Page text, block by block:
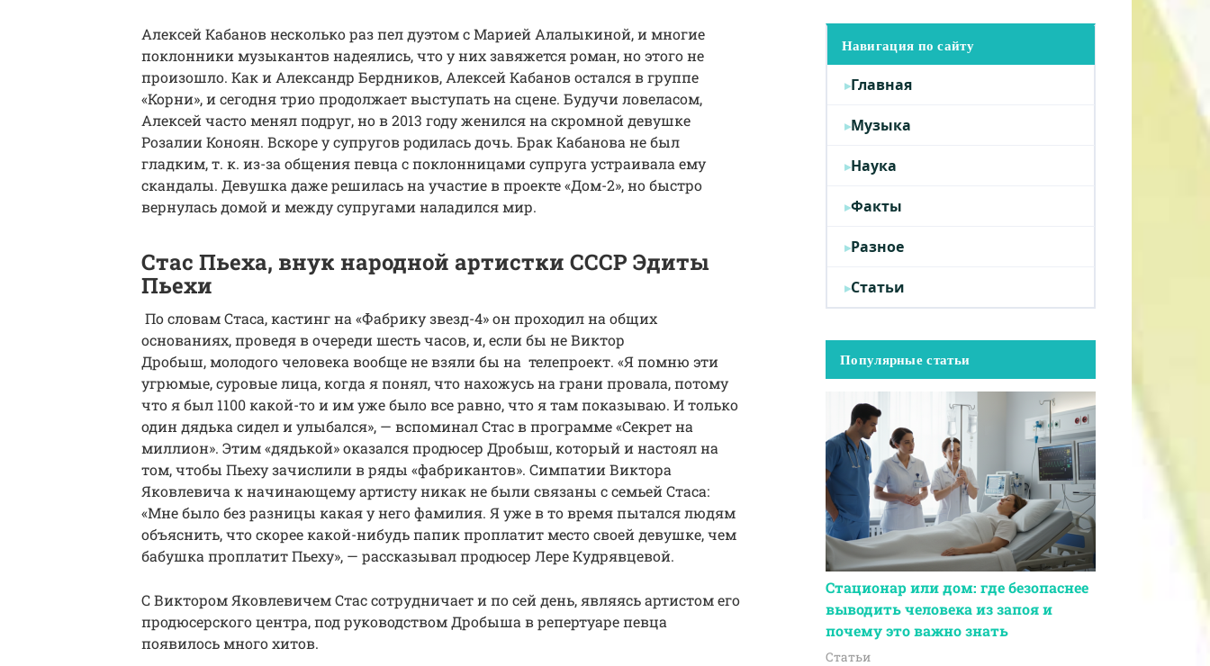
Алексей Кабанов несколько раз пел дуэтом с Марией Алалыкиной, и многие
поклонники музыкантов надеялись, что у них завяжется роман, но этого не
произошло. Как и Александр Бердников, Алексей Кабанов остался в группе
«Корни», и сегодня трио продолжает выступать на сцене. Будучи ловеласом,
Алексей часто менял подруг, но в 2013 году женился на скромной девушке
Розалии Коноян. Вскоре у супругов родилась дочь. Брак Кабанова не был
гладким, т. к. из-за общения певца с поклонницами супруга устраивала ему
скандалы. Девушка даже решилась на участие в проекте «Дом-2», но быстро
вернулась домой и между супругами наладился мир.
Стас Пьеха, внук народной артистки СССР Эдиты
Пьехи
По словам Стаса, кастинг на «Фабрику звезд-4» он проходил на общих
основаниях, проведя в очереди шесть часов, и, если бы не Виктор
Дробыш, молодого человека вообще не взяли бы на телепроект. «Я помню эти
угрюмые, суровые лица, когда я понял, что нахожусь на грани провала, потому
что я был 1100 какой-то и им уже было все равно, что я там показываю. И только
один дядька сидел и улыбался», — вспоминал Стас в программе «Секрет на
миллион». Этим «дядькой» оказался продюсер Дробыш, который и настоял на
том, чтобы Пьеху зачислили в ряды «фабрикантов». Симпатии Виктора
Яковлевича к начинающему артисту никак не были связаны с семьей Стаса:
«Мне было без разницы какая у него фамилия. Я уже в то время пытался людям
объяснить, что скорее какой-нибудь папик проплатит место своей девушке, чем
бабушка проплатит Пьеху», — рассказывал продюсер Лере Кудрявцевой.
С Виктором Яковлевичем Стас сотрудничает и по сей день, являясь артистом его
продюсерского центра, под руководством Дробыша в репертуаре певца
появилось много хитов.
Навигация по сайту
Главная
Музыка
Наука
Факты
Разное
Статьи
Популярные статьи
Стационар или дом: где безопаснее
выводить человека из запоя и
почему это важно знать
Статьи